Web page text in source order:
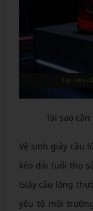
Tại sao
Vệ sinh giày cầu
kéo dài tuổi thọ
Giày cầu lông
yếu tố môi